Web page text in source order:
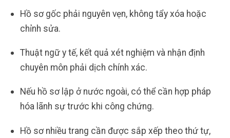
Hồ sơ gốc phải nguyên vẹn, không tẩy xóa hoặc
chỉnh sửa.
Thuật ngữ y tế, kết quả xét nghiệm và nhận định
chuyên môn phải dịch chính xác.
Nếu hồ sơ lập ở nước ngoài, có thể cần hợp pháp
hóa lãnh sự trước khi công chứng.
Hồ sơ nhiều trang cần được sắp xếp theo thứ tự,